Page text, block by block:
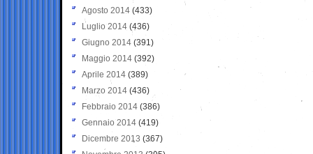
Agosto 2014 (433)
Luglio 2014 (436)
Giugno 2014 (391)
Maggio 2014 (392)
Aprile 2014 (389)
Marzo 2014 (436)
Febbraio 2014 (386)
Gennaio 2014 (419)
Dicembre 2013 (367)